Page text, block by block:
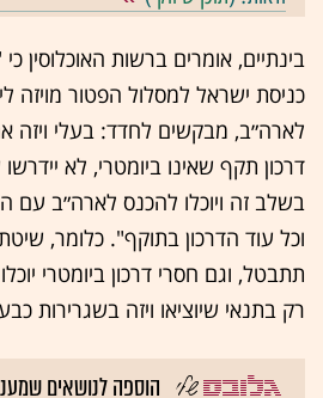
בינתיים, אומרים ברשות האוכלוסין
כניסת ישראל למסלול הפטור מויזה
לארה״ב, מבקשים לחדד: בעלי ויזה
דרכון תקף שאינו ביומטרי, לא
בשלב זה ויוכלו להכנס לארה״ב עם
וכל עוד הדרכון בתוקף". כלומר,
תתבטל, וגם חסרי דרכון ביומטרי
רק בתנאי שיוציאו ויזה בשגרירות
הוספה לנושאים